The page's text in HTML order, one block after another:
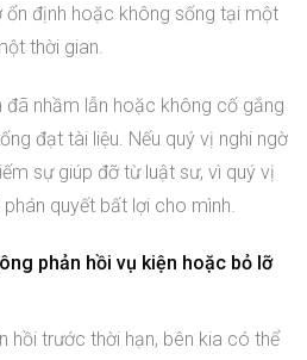
định hoặc không sống tại một
thời gian.
đã nhầm lẫn hoặc không cố gắng
đạt tài liệu. Nếu quý vị nghi ngờ
sự giúp đỡ từ luật sư, vì quý vị
quyết bất lợi cho mình.
phản hồi vụ kiện hoặc bỏ lỡ
hồi trước thời hạn, bên kia có thể